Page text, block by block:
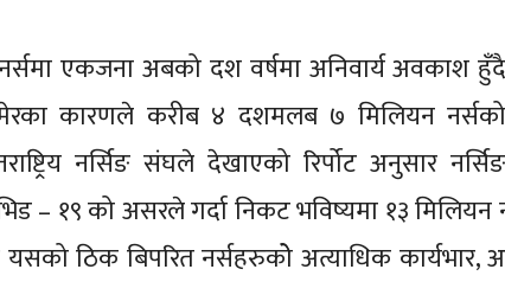
एकजना अबको दश वर्षमा अनिवार्य अवकाश
कारणले करीब ४ दशमलब ७ मिलियन
नर्सिङ संघले देखाएको रिर्पोट अनुसार
– १९ को असरले गर्दा निकट भविष्यमा १३ मिलियन
ठिक बिपरित नर्सहरुकोे अत्याधिक कार्यभार,